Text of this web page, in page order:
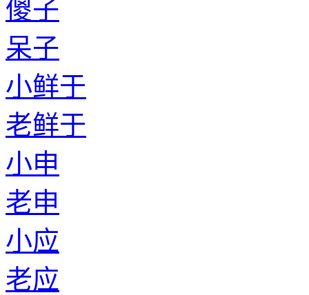
傻子
呆子
小鲜于
老鲜于
小申
老申
小应
老应